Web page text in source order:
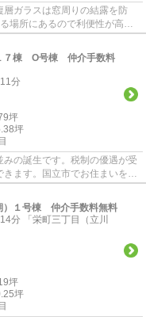
ガラスは窓周りの結露を防
場所にあるので利便性が高い
衣類...
７棟 O号棟 仲介手数料
分
坪
坪
の誕生です。税制の優遇が受
ます。国立市でお住まいをお
...
）１号棟 仲介手数料無料
分 「栄町三丁目（立川
坪
坪